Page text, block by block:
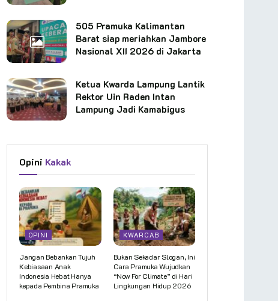
505 Pramuka Kalimantan
Barat siap meriahkan Jambore
Nasional XII 2026 di Jakarta
Ketua Kwarda Lampung Lantik
Rektor Uin Raden Intan
Lampung Jadi Kamabigus
Opini Kakak
OPINI
Jangan Bebankan Tujuh
Kebiasaan Anak
Indonesia Hebat Hanya
kepada Pembina Pramuka
KWARCAB
Bukan Sekadar Slogan, Ini
Cara Pramuka Wujudkan
“Now For Climate” di Hari
Lingkungan Hidup 2026